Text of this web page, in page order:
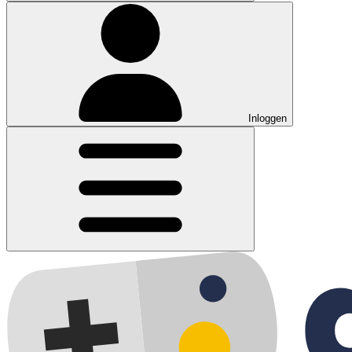
Inloggen